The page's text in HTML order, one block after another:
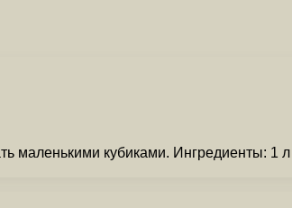
кубиками. Ингредиенты: 1 л